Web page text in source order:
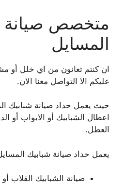
متخصص صيانة
المسايل
ان كنتم تعانون من اي خلل أو
عليكم الا التواصل معنا الان.
حيث يعمل حداد صيانة شبابيك
اعطال الشبابيك أو الابواب أو
العطل.
يعمل حداد صيانة شبابيك
صيانة الشبابيك القلاب